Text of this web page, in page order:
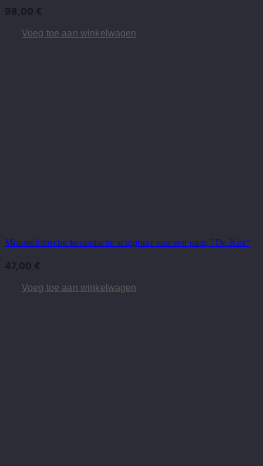
98,00 €
Voeg toe aan winkelwagen
Minimalistische keramische sculptuur van een paar, "De Kus"
47,00 €
Voeg toe aan winkelwagen